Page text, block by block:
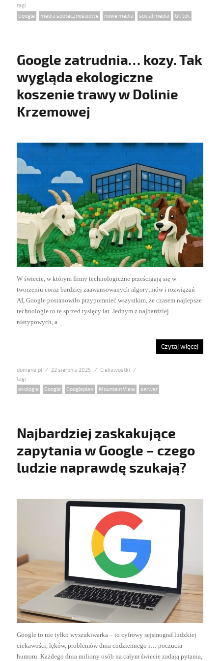
Tags
Google media społecznościowe nowe media social media tik tok
Google zatrudnia… kozy. Tak
wygląda ekologiczne
koszenie trawy w Dolinie
Krzemowej
W świecie, w którym firmy technologiczne prześcigają się w
tworzeniu coraz bardziej zaawansowanych algorytmów i rozwiązań
AI, Google postanowiło przypomnieć wszystkim, że czasem najlepsze
technologie to te sprzed tysięcy lat. Jednym z najbardziej
nietypowych, a
Czytaj więcej
domena.pl
Posted
22 sierpnia 2025 Categories
Ciekawostki
Tags
ekologia Google Googleplex Mountain View serwer
Najbardziej zaskakujące
zapytania w Google – czego
ludzie naprawdę szukają?
Google to nie tylko wyszukiwarka – to cyfrowy sejsmograf ludzkiej
ciekawości, lęków, problemów dnia codziennego i… poczucia
humoru. Każdego dnia miliony osób na całym świecie zadają pytania,